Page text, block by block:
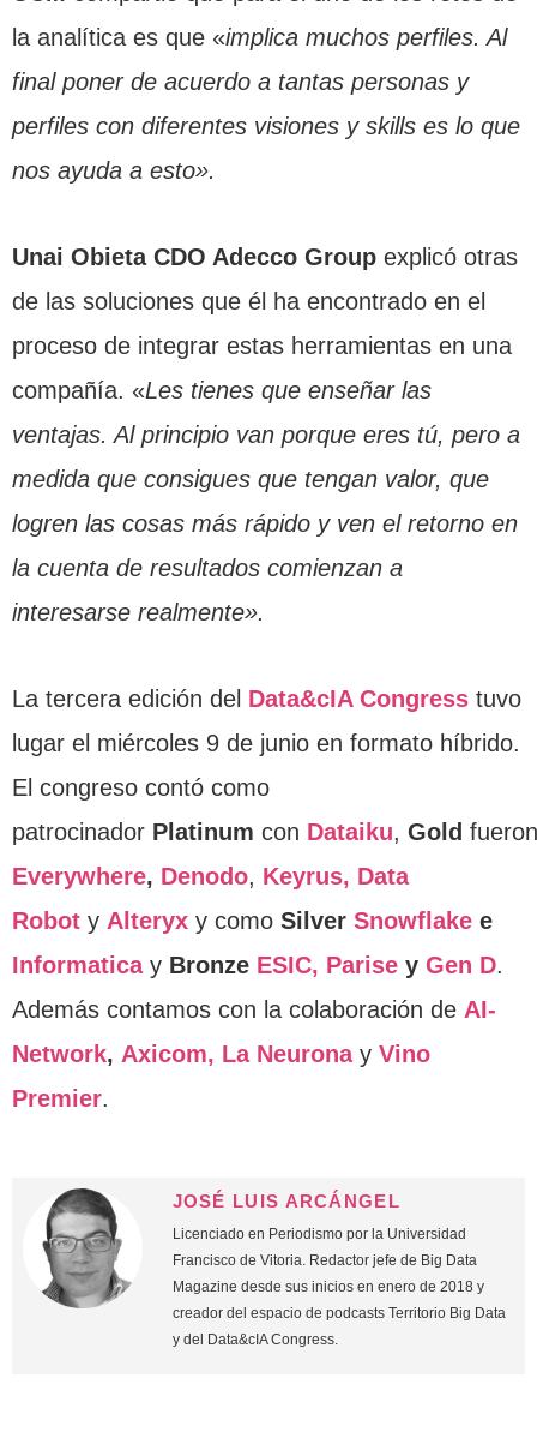
la analítica es que «implica muchos perfiles. Al
final poner de acuerdo a tantas personas y
perfiles con diferentes visiones y skills es lo que
nos ayuda a esto».
Unai Obieta CDO Adecco Group explicó otras
de las soluciones que él ha encontrado en el
proceso de integrar estas herramientas en una
compañía. «Les tienes que enseñar las
ventajas. Al principio van porque eres tú, pero a
medida que consigues que tengan valor, que
logren las cosas más rápido y ven el retorno en
la cuenta de resultados comienzan a
interesarse realmente».
La tercera edición del Data&cIA Congress tuvo
lugar el miércoles 9 de junio en formato híbrido.
El congreso contó como
patrocinador Platinum con Dataiku, Gold
Everywhere, Denodo, Keyrus, Data
Robot y Alteryx y como Silver Snowflake e
Informatica y Bronze ESIC, Parise y Gen D.
Además contamos con la colaboración de AI-
Network, Axicom, La Neuronay Vino
Premier.
JOSÉ LUIS ARCÁNGEL
Licenciado en Periodismo por la Universidad
Francisco de Vitoria. Redactor jefe de Big Data
Magazine desde sus inicios en enero de 2018 y
creador del espacio de podcasts Territorio Big Data
y del Data&cIA Congress.